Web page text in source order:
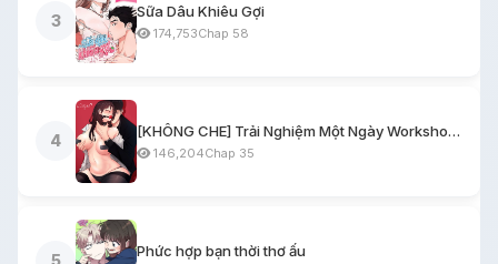
3
Sữa Dâu Khiêu Gợi
174,753Chap 58
4
[KHÔNG CHE] Trải Nghiệm Một Ngày Workshop BDSM
146,204Chap 35
5
Phức hợp bạn thời thơ ấu